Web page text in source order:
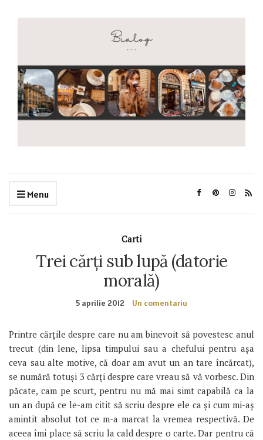
Menu
Carti
Trei cărţi sub lupă (datorie
morală)
5 aprilie 2012 Un comentariu
Printre cărţile despre care nu am binevoit să povestesc anul
trecut (din lene, lipsa timpului sau a chefului pentru aşa
ceva sau alte motive, că doar am avut un an tare încărcat),
se numără totuşi 3 cărţi despre care vreau să vă vorbesc. Din
păcate, cam pe scurt, pentru nu mă mai simt capabilă ca la
un an după ce le-am citit să scriu despre ele ca şi cum mi-aş
amintit absolut tot ce m-a marcat la vremea respectivă. De
aceea îmi place să scriu la cald despre o carte. Dar pentru că